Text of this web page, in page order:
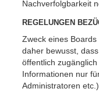
Nachverfolgbarkeit
REGELUNGEN
Zweck eines
daher bewusst,
öffentlich
Informationen nur
Administratoren